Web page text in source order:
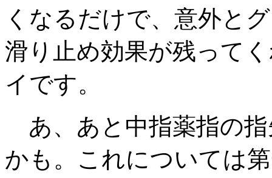
くなるだけで、意外と
滑り止め効果が残って
イです。
あ、あと中指薬指の
かも。これについては